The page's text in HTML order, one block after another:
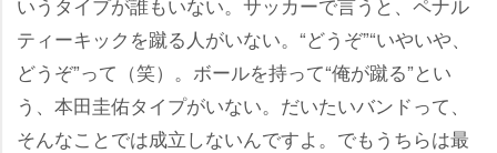
ティーキックを蹴る人がいない。“どうぞ”“いやいや、
どうぞ”って（笑）。ボールを持って“俺が蹴る”とい
う、本田圭佑タイプがいない。だいたいバンドって、
そんなことでは成立しないんですよ。でもうちらは最